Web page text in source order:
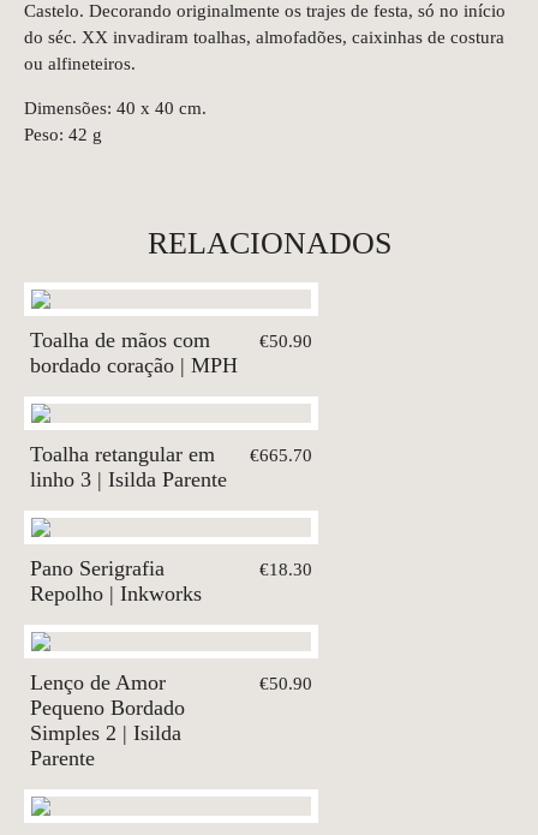
Castelo. Decorando originalmente os trajes de festa, só no início
do séc. XX invadiram toalhas, almofadões, caixinhas de costura
ou alfineteiros.
Dimensões: 40 x 40 cm.
Peso: 42 g
RELACIONADOS
Toalha de mãos com
bordado coração | MPH
€50.90
Toalha retangular em
linho 3 | Isilda Parente
€665.70
Pano Serigrafia
Repolho | Inkworks
€18.30
Lenço de Amor
Pequeno Bordado
Simples 2 | Isilda
Parente
€50.90